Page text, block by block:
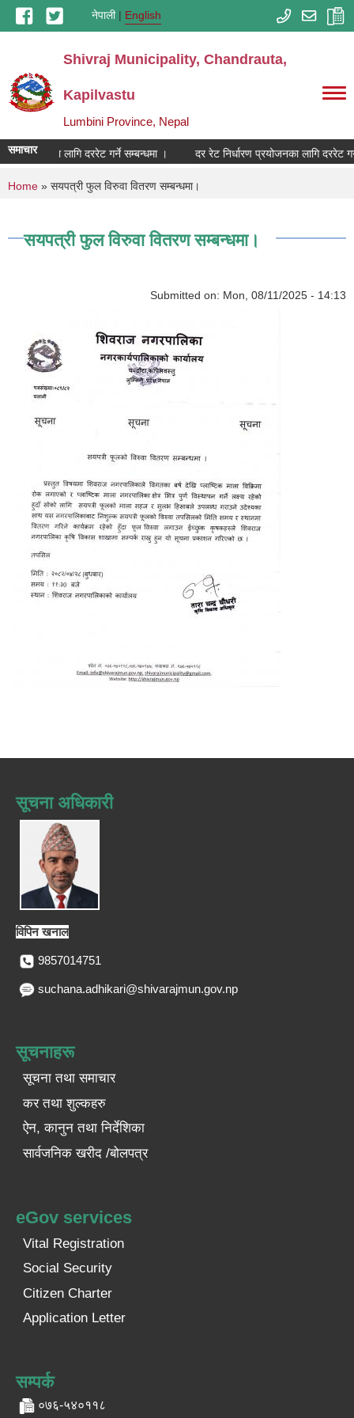
Skip to main contentनेपाली English
Shivraj Municipality, Chandrauta,
Kapilvastu
Lumbini Province, Nepal
समाचार
प्रयोजनका लागि दररेट गर्ने सम्बन्धमा । दर रेट निर्धारण प्रयोजनका लागि दररेट
You are here
Home » सयपत्री फुल विरुवा वितरण सम्बन्धमा।
सयपत्री फुल विरुवा वितरण सम्बन्धमा।
Submitted on: Mon, 08/11/2025 - 14:13
सूचना अधिकारी
विपिन खनाल
9857014751
suchana.adhikari@shivarajmun.gov.np
सूचनाहरू
सूचना तथा समाचार
कर तथा शुल्कहरु
ऐन, कानुन तथा निर्देशिका
सार्वजनिक खरीद /बोलपत्र
eGov services
Vital Registration
Social Security
Citizen Charter
Application Letter
सम्पर्क
०७६-५४०११८